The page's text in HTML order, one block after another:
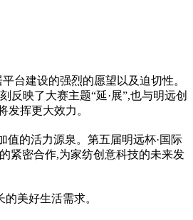
台建设的强烈的愿望以及迫切性。
映了大赛主题“延·展”,也与明远创
挥更大效力。
的活力源泉。第五届明远杯·国际
紧密合作,为家纺创意科技的未来发
美好生活需求。